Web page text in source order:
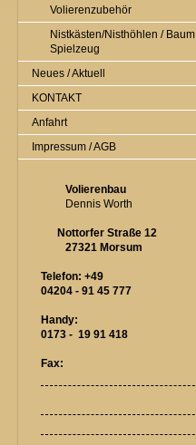
Volierenzubehör
Nistkästen/Nisthöhlen / Baum
Spielzeug
Neues / Aktuell
KONTAKT
Anfahrt
Impressum / AGB
Volierenbau
Dennis Worth
Nottorfer Straße 12
27321 Morsum
Telefon: +49
04204 - 91 45 777
Handy:
0173 - 19 91 418
Fax: